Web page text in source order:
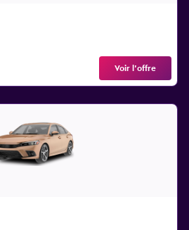
Voir l’offre